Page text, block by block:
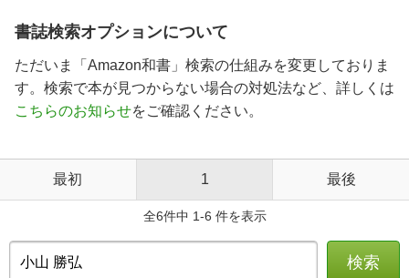
書誌検索オプションについて
ただいま「Amazon和書」検索の仕組みを変更しておりま
す。検索で本が見つからない場合の対処法など、詳しくは
こちらのお知らせをご確認ください。
最初 1 最後
全6件中 1-6 件を表示
検索